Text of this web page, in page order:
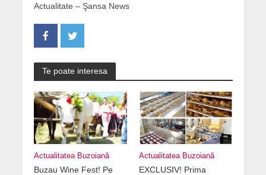
Actualitate – Şansa News
Te poate interesa
Actualitatea Buzoiană
Buzau Wine Fest! Pe
Actualitatea Buzoiană
EXCLUSIV! Prima